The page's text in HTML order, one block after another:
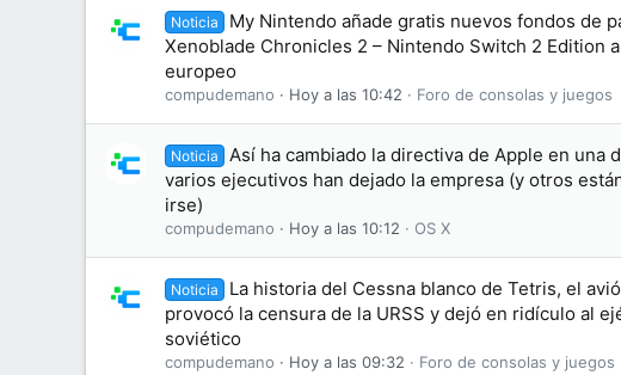
Noticia
My Nintendo añade gratis nuevos fondos de
Xenoblade Chronicles 2 – Nintendo Switch 2 Edition
europeo
compudemano Hoy a las 10:42 Foro de consolas y juegos
Noticia
Así ha cambiado la directiva de Apple en una
varios ejecutivos han dejado la empresa (y otros
irse)
compudemano Hoy a las 10:12 OS X
Noticia
La historia del Cessna blanco de Tetris, el
provocó la censura de la URSS y dejó en ridículo al
soviético
compudemano Hoy a las 09:32 Foro de consolas y juegos